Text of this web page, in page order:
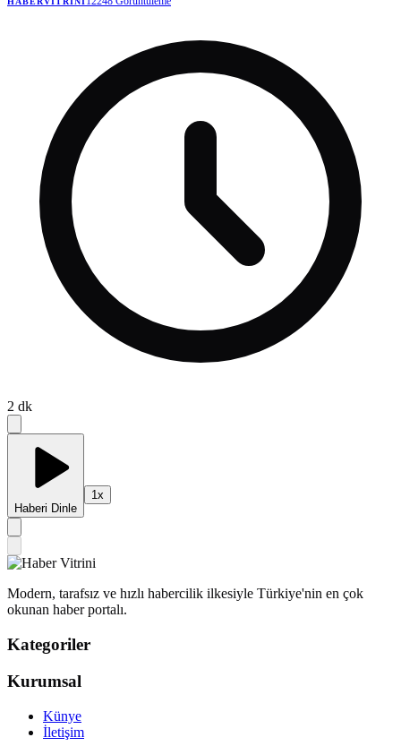
2 dk
Haberi Dinle
1x
Modern, tarafsız ve hızlı habercilik ilkesiyle Türkiye'nin en çok
okunan haber portalı.
Kategoriler
Kurumsal
Künye
İletişim